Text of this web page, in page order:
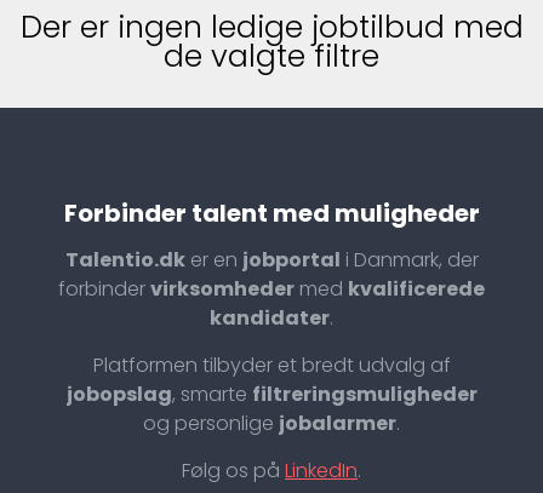
Der er ingen ledige jobtilbud med
de valgte filtre
Forbinder talent med muligheder
Talentio.dker en jobportal i Danmark, der
forbindervirksomheder med kvalificerede
kandidater.
Platformen tilbyder et bredt udvalg af
jobopslag, smarte filtreringsmuligheder
og personlige jobalarmer.
Følg os på LinkedIn.